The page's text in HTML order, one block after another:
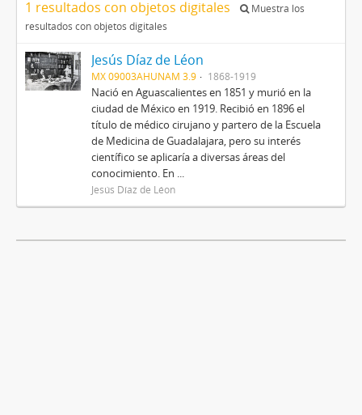
1 resultados con objetos digitales
Muestra los
resultados con objetos digitales
Jesús Díaz de Léon
MX 09003AHUNAM 3.9 1868-1919
Nació en Aguascalientes en 1851 y murió en la
ciudad de México en 1919. Recibió en 1896 el
título de médico cirujano y partero de la Escuela
de Medicina de Guadalajara, pero su interés
científico se aplicaría a diversas áreas del
conocimiento. En ...
Jesús Díaz de Léon